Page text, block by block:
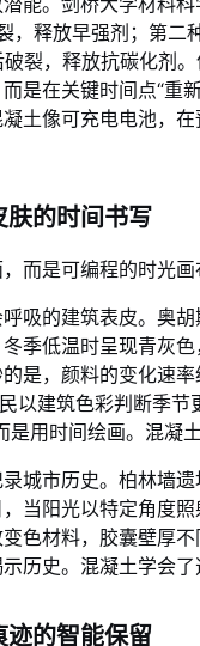
，释放早强剂；第
裂，释放抗碳化剂
是在关键时间点“重
土像可充电电池，
肤的时间书写
而是可编程的时光画
吸的建筑表皮。奥
季低温时呈现青灰
是，颜料的变化速
以建筑色彩判断季
用时间绘画。混凝
城市历史。柏林墙
当阳光以特定角度
色材料，胶囊壁厚
历史。混凝土学会
的智能保留